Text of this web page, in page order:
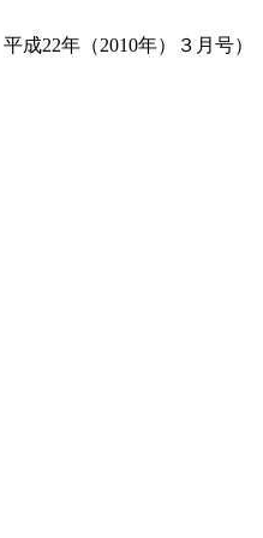
成22年（2010年）３月号）